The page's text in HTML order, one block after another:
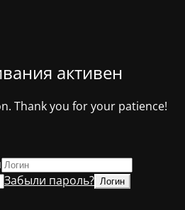
активен
Thank you for your patience!
Забыли пароль?